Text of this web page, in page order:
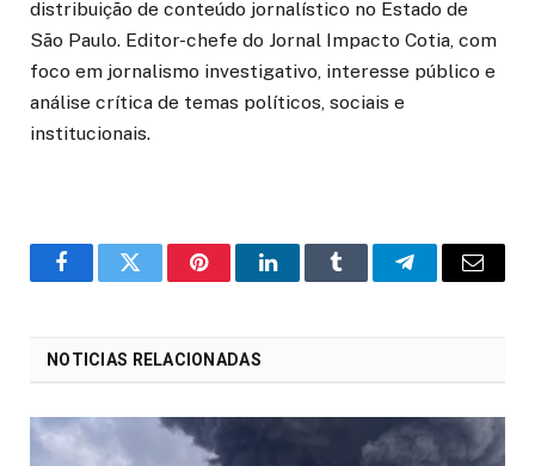
distribuição de conteúdo jornalístico no Estado de
São Paulo. Editor-chefe do Jornal Impacto Cotia, com
foco em jornalismo investigativo, interesse público e
análise crítica de temas políticos, sociais e
institucionais.
o
Twitter PinterestLinkedInTumblr Telegrama
E-
NOTICIAS RELACIONADAS